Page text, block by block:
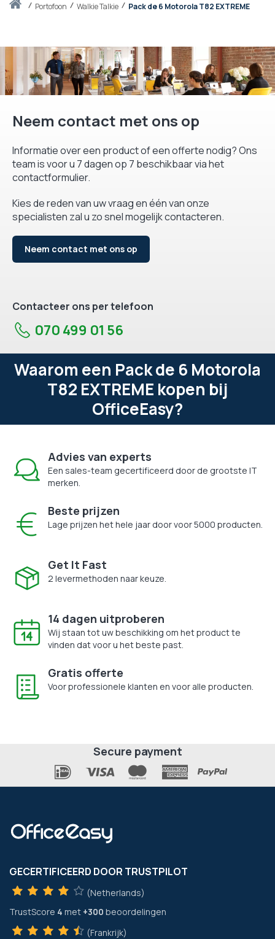
Thuisportofoon Walkie Talkie Pack de 6 Motorola T82 EXTREME
Neem contact met ons op
Informatie over een product of een offerte nodig? Ons
team is voor u 7 dagen op 7 beschikbaar via het
contactformulier.
Kies de reden van uw vraag en één van onze
specialisten zal u zo snel mogelijk contacteren.
Neem contact met ons op
Contacteer ons per telefoon
070 499 01 56
Waarom een Pack de 6 Motorola
T82 EXTREME kopen bij
OfficeEasy?
Advies van experts
Een sales-team gecertificeerd door de grootste IT
merken.
Beste prijzen
Lage prijzen het hele jaar door voor 5000 producten.
Get It Fast
2 levermethoden naar keuze.
14 dagen uitproberen
Wij staan tot uw beschikking om het product te
vinden dat voor u het beste past.
Gratis offerte
Voor professionele klanten en voor alle producten.
Secure payment
GECERTIFICEERD DOOR TRUSTPILOT
(Netherlands)
TrustScore 4 met +300 beoordelingen
(Frankrijk)